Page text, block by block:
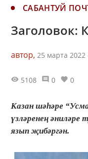
САБАНТУЙ
Заголовок:
автор, 25 марта 2022
5108 0 0
Казан шәһәре
үзләренең
язып җибәргән.